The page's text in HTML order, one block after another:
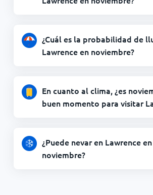
¿Cuál es la probabilidad de
Lawrence en noviembre?
En cuanto al clima, ¿es
buen momento para visitar
¿Puede nevar en Lawrence en
noviembre?